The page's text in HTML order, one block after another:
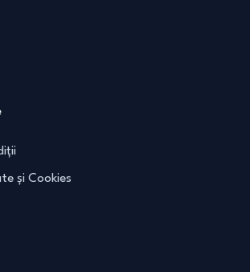
și Cookies